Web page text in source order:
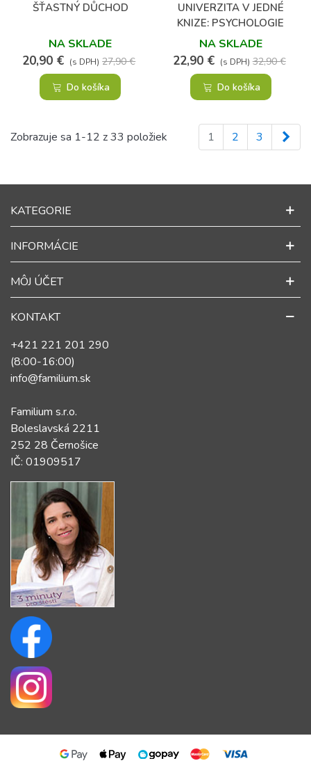
ŠŤASTNÝ DŮCHOD
NA SKLADE
20,90 € (s DPH) 27,90 €
Do košíka
UNIVERZITA V JEDNÉ
KNIZE: PSYCHOLOGIE
NA SKLADE
22,90 € (s DPH) 32,90 €
Do košíka
Zobrazuje sa 1-12 z 33 položiek 1 2 3
KATEGORIE
INFORMÁCIE
MÔJ ÚČET
KONTAKT
+421 221 201 290
(8:00-16:00)
info@familium.sk
Familium s.r.o.
Boleslavská 2211
252 28 Černošice
IČ: 01909517